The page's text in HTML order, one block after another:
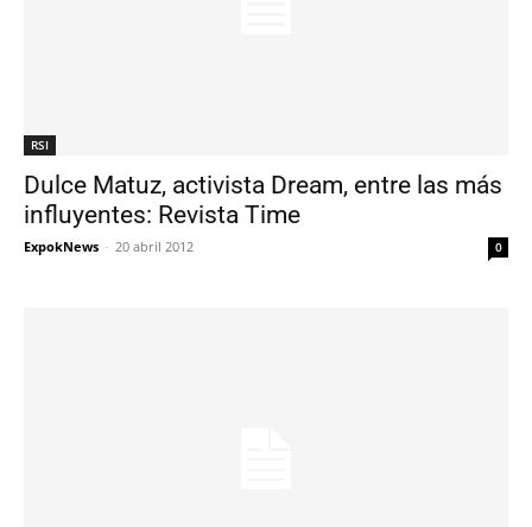
RSI
Dulce Matuz, activista Dream, entre las más
influyentes: Revista Time
ExpokNews - 20 abril 2012 0